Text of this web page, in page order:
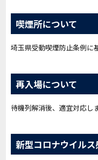
喫煙所について
埼玉県受動喫煙防止条例に
再入場について
待機列解消後、適宜対応し
新型コロナウイル